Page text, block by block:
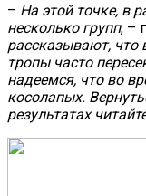
– На этой точке, в
несколько групп, –
рассказывают, что
тропы часто
надеемся, что во
косолапых.
результатах